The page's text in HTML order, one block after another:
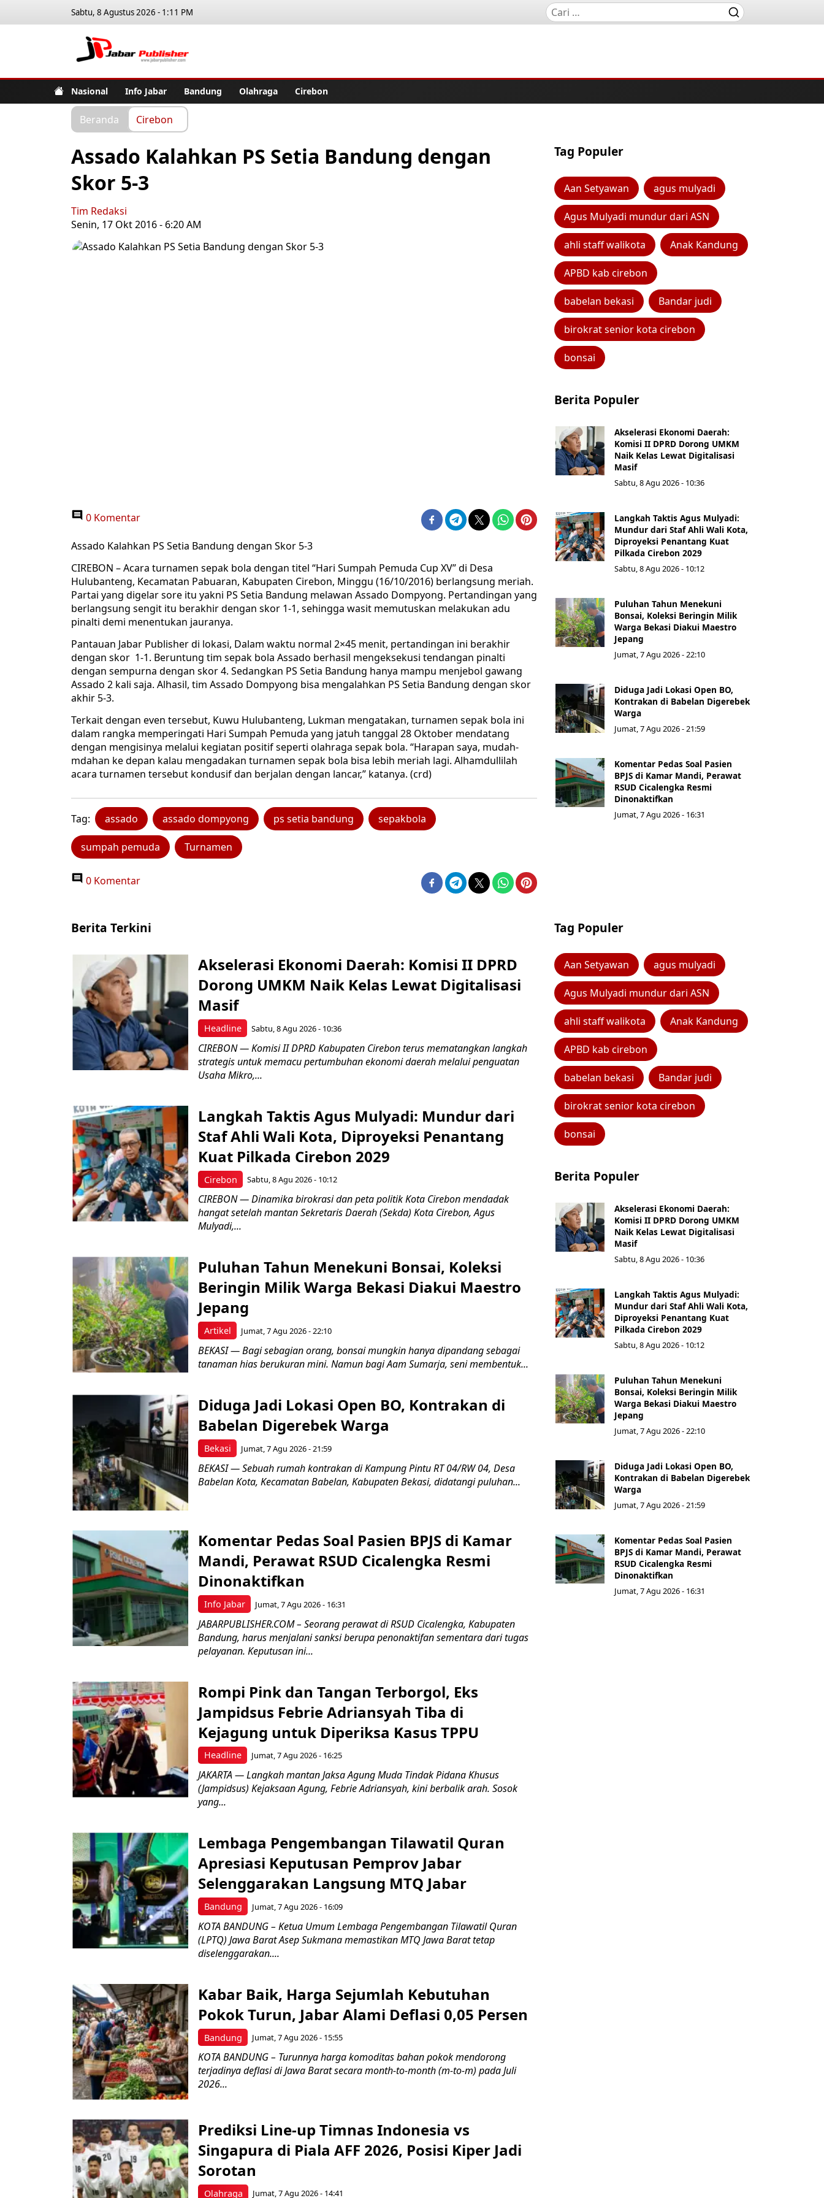
Sabtu, 8 Agustus 2026 - 1:11 PM
Nasional Info Jabar Bandung Olahraga Cirebon
Beranda Cirebon
Assado Kalahkan PS Setia Bandung dengan
Skor 5-3
Tim Redaksi
Senin, 17 Okt 2016 - 6:20 AM
0 Komentar
Assado Kalahkan PS Setia Bandung dengan Skor 5-3
CIREBON – Acara turnamen sepak bola dengan titel “Hari Sumpah Pemuda Cup XV” di Desa
Hulubanteng, Kecamatan Pabuaran, Kabupaten Cirebon, Minggu (16/10/2016) berlangsung meriah.
Partai yang digelar sore itu yakni PS Setia Bandung melawan Assado Dompyong. Pertandingan yang
berlangsung sengit itu berakhir dengan skor 1-1, sehingga wasit memutuskan melakukan adu
pinalti demi menentukan jauranya.
Pantauan Jabar Publisher di lokasi, Dalam waktu normal 2×45 menit, pertandingan ini berakhir
dengan skor 1-1. Beruntung tim sepak bola Assado berhasil mengeksekusi tendangan pinalti
dengan sempurna dengan skor 4. Sedangkan PS Setia Bandung hanya mampu menjebol gawang
Assado 2 kali saja. Alhasil, tim Assado Dompyong bisa mengalahkan PS Setia Bandung dengan skor
akhir 5-3.
Terkait dengan even tersebut, Kuwu Hulubanteng, Lukman mengatakan, turnamen sepak bola ini
dalam rangka memperingati Hari Sumpah Pemuda yang jatuh tanggal 28 Oktober mendatang
dengan mengisinya melalui kegiatan positif seperti olahraga sepak bola. “Harapan saya, mudah-
mdahan ke depan kalau mengadakan turnamen sepak bola bisa lebih meriah lagi. Alhamdullilah
acara turnamen tersebut kondusif dan berjalan dengan lancar,” katanya. (crd)
Tag: assado assado dompyong ps setia bandung sepakbola
sumpah pemuda Turnamen
0 Komentar
Tag Populer
Aan Setyawan agus mulyadi
Agus Mulyadi mundur dari ASN
ahli staff walikota Anak Kandung
APBD kab cirebon
babelan bekasi Bandar judi
birokrat senior kota cirebon
bonsai
Berita Populer
Akselerasi Ekonomi Daerah:
Komisi II DPRD Dorong UMKM
Naik Kelas Lewat Digitalisasi
Masif
Sabtu, 8 Agu 2026 - 10:36
Langkah Taktis Agus Mulyadi:
Mundur dari Staf Ahli Wali Kota,
Diproyeksi Penantang Kuat
Pilkada Cirebon 2029
Sabtu, 8 Agu 2026 - 10:12
Puluhan Tahun Menekuni
Bonsai, Koleksi Beringin Milik
Warga Bekasi Diakui Maestro
Jepang
Jumat, 7 Agu 2026 - 22:10
Diduga Jadi Lokasi Open BO,
Kontrakan di Babelan Digerebek
Warga
Jumat, 7 Agu 2026 - 21:59
Komentar Pedas Soal Pasien
BPJS di Kamar Mandi, Perawat
RSUD Cicalengka Resmi
Dinonaktifkan
Jumat, 7 Agu 2026 - 16:31
Berita Terkini
Headline
Akselerasi Ekonomi Daerah: Komisi II DPRD
Dorong UMKM Naik Kelas Lewat Digitalisasi
Masif
Sabtu, 8 Agu 2026 - 10:36
CIREBON — Komisi II DPRD Kabupaten Cirebon terus mematangkan langkah
strategis untuk memacu pertumbuhan ekonomi daerah melalui penguatan
Usaha Mikro,...
Cirebon
Langkah Taktis Agus Mulyadi: Mundur dari
Staf Ahli Wali Kota, Diproyeksi Penantang
Kuat Pilkada Cirebon 2029
Sabtu, 8 Agu 2026 - 10:12
CIREBON — Dinamika birokrasi dan peta politik Kota Cirebon mendadak
hangat setelah mantan Sekretaris Daerah (Sekda) Kota Cirebon, Agus
Mulyadi,...
Artikel
Puluhan Tahun Menekuni Bonsai, Koleksi
Beringin Milik Warga Bekasi Diakui Maestro
Jepang
Jumat, 7 Agu 2026 - 22:10
BEKASI — Bagi sebagian orang, bonsai mungkin hanya dipandang sebagai
tanaman hias berukuran mini. Namun bagi Aam Sumarja, seni membentuk...
Bekasi
Diduga Jadi Lokasi Open BO, Kontrakan di
Babelan Digerebek Warga
Jumat, 7 Agu 2026 - 21:59
BEKASI — Sebuah rumah kontrakan di Kampung Pintu RT 04/RW 04, Desa
Babelan Kota, Kecamatan Babelan, Kabupaten Bekasi, didatangi puluhan...
Info Jabar
Komentar Pedas Soal Pasien BPJS di Kamar
Mandi, Perawat RSUD Cicalengka Resmi
Dinonaktifkan
Jumat, 7 Agu 2026 - 16:31
JABARPUBLISHER.COM – Seorang perawat di RSUD Cicalengka, Kabupaten
Bandung, harus menjalani sanksi berupa penonaktifan sementara dari tugas
pelayanan. Keputusan ini...
Headline
Rompi Pink dan Tangan Terborgol, Eks
Jampidsus Febrie Adriansyah Tiba di
Kejagung untuk Diperiksa Kasus TPPU
Jumat, 7 Agu 2026 - 16:25
JAKARTA — Langkah mantan Jaksa Agung Muda Tindak Pidana Khusus
(Jampidsus) Kejaksaan Agung, Febrie Adriansyah, kini berbalik arah. Sosok
yang...
Bandung
Lembaga Pengembangan Tilawatil Quran
Apresiasi Keputusan Pemprov Jabar
Selenggarakan Langsung MTQ Jabar
Jumat, 7 Agu 2026 - 16:09
KOTA BANDUNG – Ketua Umum Lembaga Pengembangan Tilawatil Quran
(LPTQ) Jawa Barat Asep Sukmana memastikan MTQ Jawa Barat tetap
diselenggarakan....
Bandung
Kabar Baik, Harga Sejumlah Kebutuhan
Pokok Turun, Jabar Alami Deflasi 0,05 Persen
Jumat, 7 Agu 2026 - 15:55
KOTA BANDUNG – Turunnya harga komoditas bahan pokok mendorong
terjadinya deflasi di Jawa Barat secara month-to-month (m-to-m) pada Juli
2026...
Olahraga
Prediksi Line-up Timnas Indonesia vs
Singapura di Piala AFF 2026, Posisi Kiper Jadi
Sorotan
Jumat, 7 Agu 2026 - 14:41
Tag Populer
Aan Setyawan agus mulyadi
Agus Mulyadi mundur dari ASN
ahli staff walikota Anak Kandung
APBD kab cirebon
babelan bekasi Bandar judi
birokrat senior kota cirebon
bonsai
Berita Populer
Akselerasi Ekonomi Daerah:
Komisi II DPRD Dorong UMKM
Naik Kelas Lewat Digitalisasi
Masif
Sabtu, 8 Agu 2026 - 10:36
Langkah Taktis Agus Mulyadi:
Mundur dari Staf Ahli Wali Kota,
Diproyeksi Penantang Kuat
Pilkada Cirebon 2029
Sabtu, 8 Agu 2026 - 10:12
Puluhan Tahun Menekuni
Bonsai, Koleksi Beringin Milik
Warga Bekasi Diakui Maestro
Jepang
Jumat, 7 Agu 2026 - 22:10
Diduga Jadi Lokasi Open BO,
Kontrakan di Babelan Digerebek
Warga
Jumat, 7 Agu 2026 - 21:59
Komentar Pedas Soal Pasien
BPJS di Kamar Mandi, Perawat
RSUD Cicalengka Resmi
Dinonaktifkan
Jumat, 7 Agu 2026 - 16:31